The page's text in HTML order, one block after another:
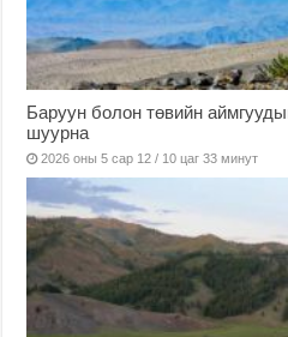
Баруун болон төвийн
шуурна
2026 оны 5 сар 12 / 10 цаг 33 минут